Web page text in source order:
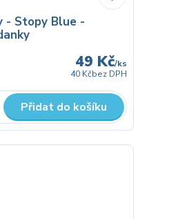
- Stopy Blue -
49 Kč/ks
40 Kčbez DPH
Přidat do košíku